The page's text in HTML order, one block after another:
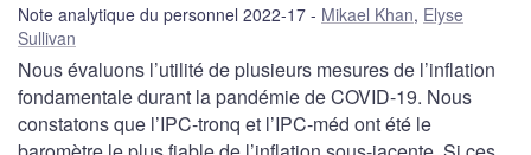
Note analytique du personnel 2022-17 Mikael Khan, Elyse
Sullivan
Nous évaluons l’utilité de plusieurs mesures de l’inflation
fondamentale durant la pandémie de COVID-19. Nous
constatons que l’IPC-tronq et l’IPC-méd ont été le